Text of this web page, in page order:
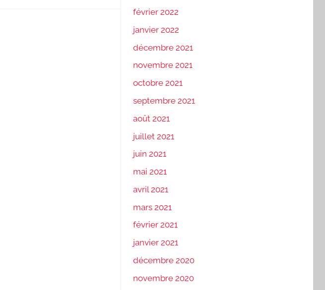
février 2022
janvier 2022
décembre 2021
novembre 2021
octobre 2021
septembre 2021
août 2021
juillet 2021
juin 2021
mai 2021
avril 2021
mars 2021
février 2021
janvier 2021
décembre 2020
novembre 2020